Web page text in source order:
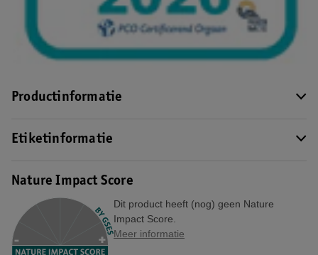
Productinformatie
Etiketinformatie
Nature Impact Score
Dit product heeft (nog) geen Nature
Impact Score.
Meer informatie